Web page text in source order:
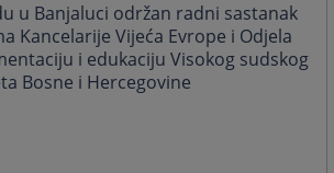
u Banjaluci održan radni sastanak
Kancelarije Vijeća Evrope i Odjela
i edukaciju Visokog sudskog
Bosne i Hercegovine